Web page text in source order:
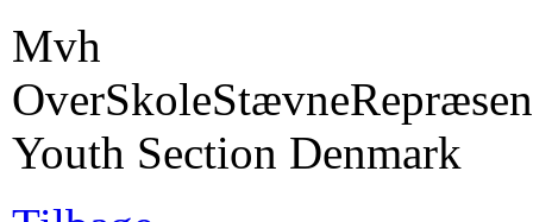
Mvh
Youth Section Denmark